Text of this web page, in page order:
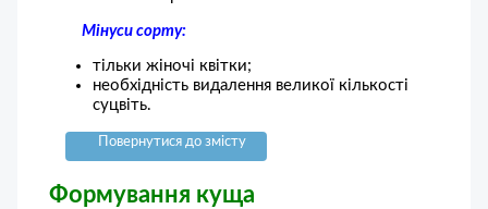
Мінуси сорту:
тільки жіночі квітки;
необхідність видалення великої кількості
суцвіть.
Повернутися до змісту
Формування куща